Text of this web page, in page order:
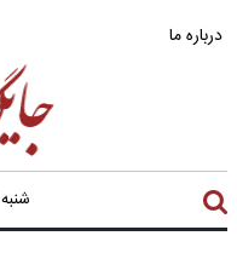
درباره ما
شنبه ۱۷ مرداد ۱۴۰۵